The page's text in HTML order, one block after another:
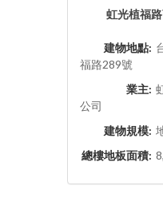
虹光植福
建物地點:
福路289號
業主:
公司
建物規模:
總樓地板面積: